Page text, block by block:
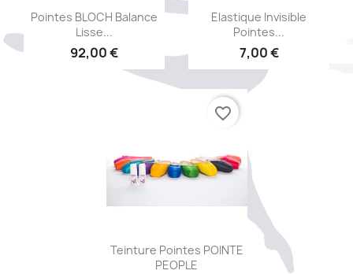
Aperçu rapide
Pointes BLOCH Balance
Lisse...
92,00 €
Aperçu rapide
Elastique Invisible
Pointes...
7,00 €
Aperçu rapide
Teinture Pointes POINTE
PEOPLE
favorite_border